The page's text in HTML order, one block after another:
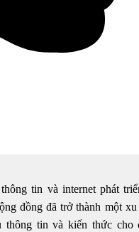
tin và internet phát
đồng đã trở thành một
thông tin và kiến thức cho